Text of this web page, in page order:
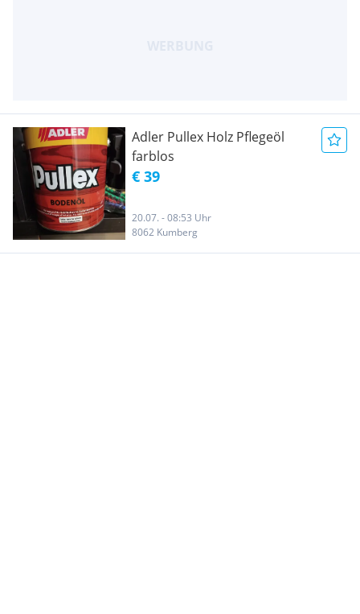
Adler Pullex Holz Pflegeöl
farblos
€ 39
20.07. - 08:53 Uhr
8062 Kumberg